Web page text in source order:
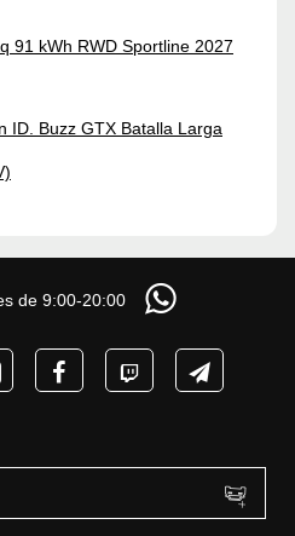
91 kWh RWD Sportline 2027
ID. Buzz GTX Batalla Larga
de 9:00-20:00